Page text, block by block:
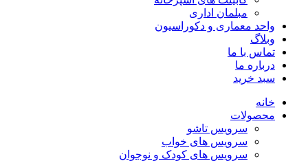
مبلمان اداری
واحد معماری و دکوراسیون
وبلاگ
تماس با ما
درباره ما
سبد خرید
خانه
محصولات
سرویس تاشو
سرویس های خواب
سرویس های کودک و نوجوان